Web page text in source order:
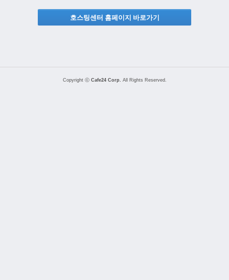
호스팅센터 홈페이지 바로가기
Copyright ⓒ Cafe24 Corp. All Rights Reserved.